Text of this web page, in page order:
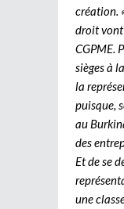
création.
droit vont
CGPME.
sièges à
la
puisque,
au
des
Et de se
une